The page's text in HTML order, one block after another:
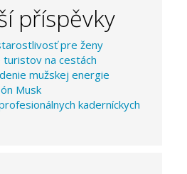
příspěvky
pre ženy
na cestách
mužskej energie
Musk
kaderníckych